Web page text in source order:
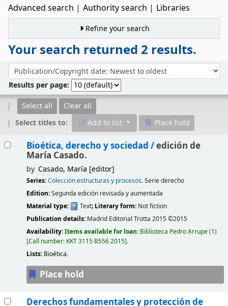
Advanced search Authority search Libraries
Refine your search
Your search returned 2 results.
Sort by:
Results per page:
Select all
Clear all
Select titles to:
Add to list Place hold
Bioética, derecho y sociedad /edición de
María Casado.
by Casado, María [editor]
Series:Colección estructuras y procesos. Serie derecho
Edition:Segunda edición revisada y aumentada
Material type:
Text; Literary form: Not fiction
Publication details: Madrid Editorial Trotta 2015 ©2015
Availability:Items available for loan: Biblioteca Pedro Arrupe(1)
Call number: KKT 3115 B556 2015 .
Lists: Bioética.
Place hold
Derechos fundamentales y protección de